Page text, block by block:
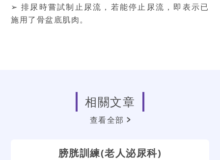
➢ 排尿時嘗試制止尿流，若能停止尿流，即表示已
施用了骨盆底肌肉。
相關文章
查看全部
膀胱訓練(老人泌尿科)